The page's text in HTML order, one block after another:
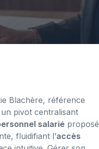
Blachère, référence
un pivot centralisant
salarié proposé
fluidifiant l’accès